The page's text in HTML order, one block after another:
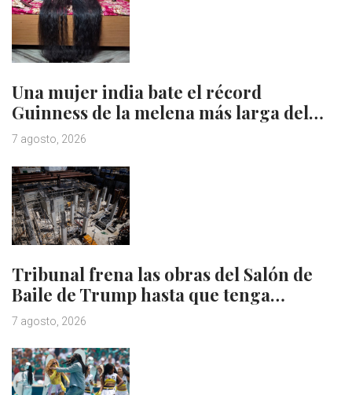
Una mujer india bate el récord
Guinness de la melena más larga del…
7 agosto, 2026
Tribunal frena las obras del Salón de
Baile de Trump hasta que tenga…
7 agosto, 2026